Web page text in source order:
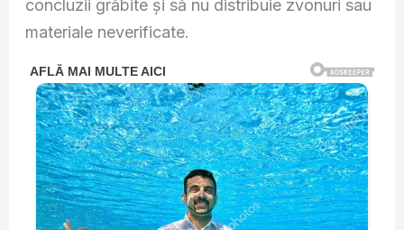
concluzii grăbite și să nu distribuie zvonuri sau
materiale neverificate.